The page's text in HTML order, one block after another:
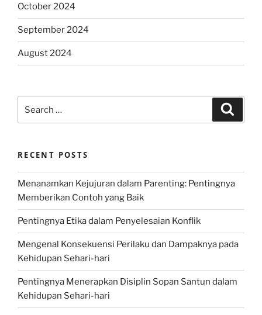
October 2024
September 2024
August 2024
for:
RECENT POSTS
Menanamkan Kejujuran dalam Parenting: Pentingnya
Memberikan Contoh yang Baik
Pentingnya Etika dalam Penyelesaian Konflik
Mengenal Konsekuensi Perilaku dan Dampaknya pada
Kehidupan Sehari-hari
Pentingnya Menerapkan Disiplin Sopan Santun dalam
Kehidupan Sehari-hari